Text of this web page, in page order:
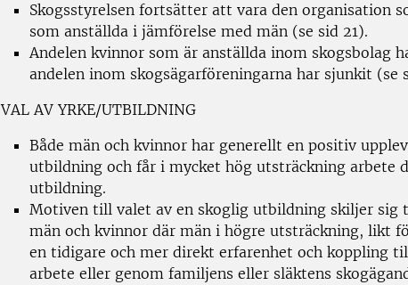
Skogsstyrelsen fortsätter att vara den organisation
som anställda i jämförelse med män (se sid 21).
Andelen kvinnor som är anställda inom skogsbolag
andelen inom skogsägarföreningarna har sjunkit (se
VAL AV YRKE/UTBILDNING
Både män och kvinnor har generellt en positiv
utbildning och får i mycket hög utsträckning arbete
utbildning.
Motiven till valet av en skoglig utbildning skiljer sig
män och kvinnor där män i högre utsträckning, likt
en tidigare och mer direkt erfarenhet och koppling
arbete eller genom familjens eller släktens